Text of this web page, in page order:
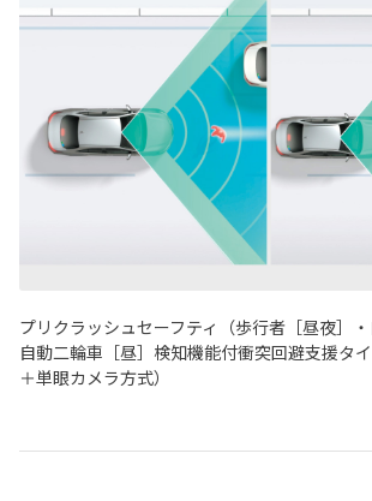
プリクラッシュセーフティ（歩行者［昼夜］
自動二輪車［昼］検知機能付衝突回避支援タ
＋単眼カメラ方式）